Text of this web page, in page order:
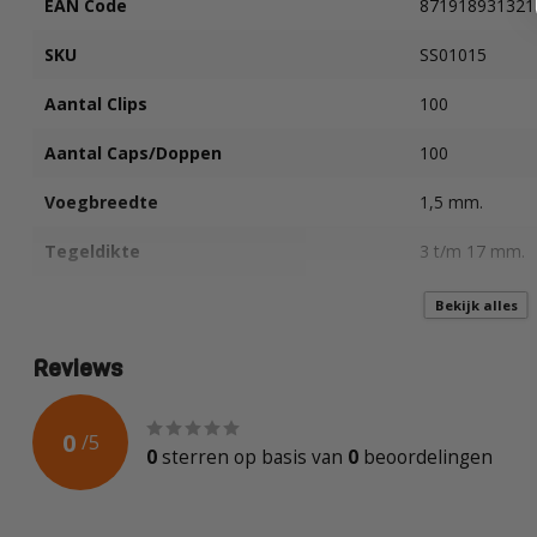
EAN Code 8719189313215
SKU SS01015
Aantal Clips 100
Aantal Caps/Doppen 100
Voegbreedte 1,5 mm.
Tegeldikte 3 t/m 17 mm.
Bekijk alles
Reviews
0 /5
0 sterren op basis van 0 beoordelingen